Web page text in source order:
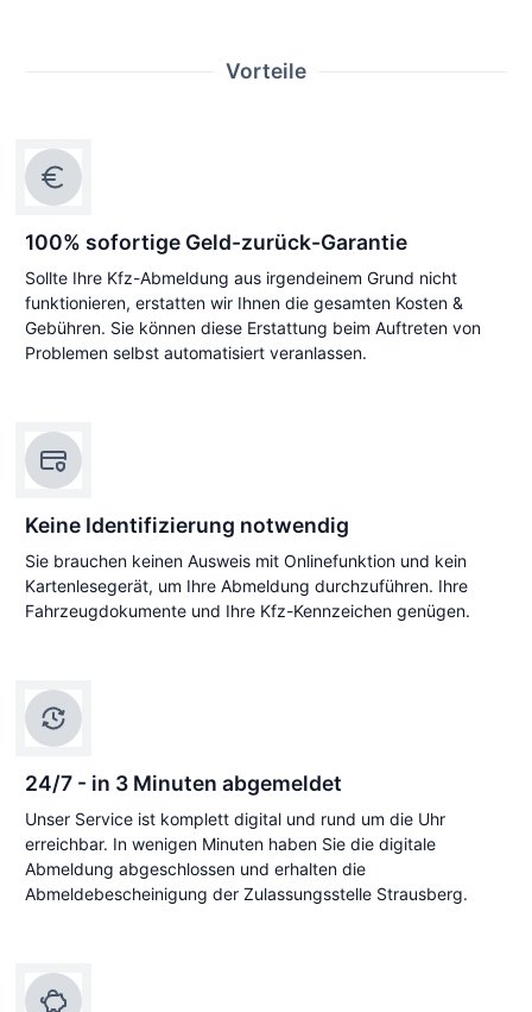
Vorteile
100% sofortige Geld-zurück-Garantie
Sollte Ihre Kfz-Abmeldung aus irgendeinem Grund nicht
funktionieren, erstatten wir Ihnen die gesamten Kosten &
Gebühren. Sie können diese Erstattung beim Auftreten von
Problemen selbst automatisiert veranlassen.
Keine Identifizierung notwendig
Sie brauchen keinen Ausweis mit Onlinefunktion und kein
Kartenlesegerät, um Ihre Abmeldung durchzuführen. Ihre
Fahrzeugdokumente und Ihre Kfz-Kennzeichen genügen.
24/7 - in 3 Minuten abgemeldet
Unser Service ist komplett digital und rund um die Uhr
erreichbar. In wenigen Minuten haben Sie die digitale
Abmeldung abgeschlossen und erhalten die
Abmeldebescheinigung der Zulassungsstelle Strausberg.